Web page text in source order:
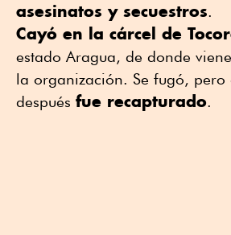
asesinatos y secuestros.
Cayó en la cárcel de
estado Aragua, de donde
la organización. Se fugó, pero
después fue recapturado.